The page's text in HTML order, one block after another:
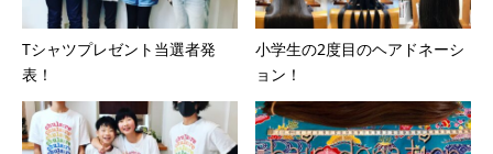
Tシャツプレゼント当選者発
表！
小学生の2度目のヘアドネーシ
ョン！